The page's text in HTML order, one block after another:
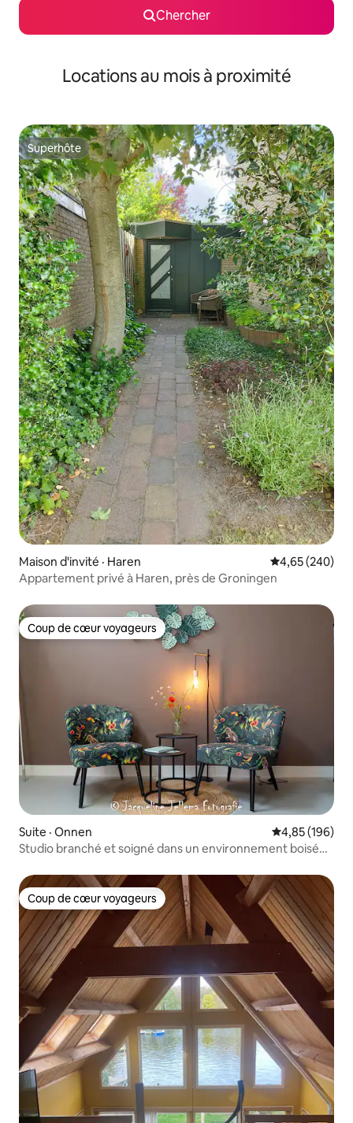
Chercher
Locations au mois à proximité
Superhôte
Superhôte
Maison d'invité · Haren Note
4,65 (240)
Appartement privé à Haren, près de Groningen
Coup de cœur voyageurs
Coup de cœur voyageurs
Suite · Onnen Note
4,85 (196)
Studio branché et soigné dans un environnement boisé
Coup de cœur voyageurs
Coup de cœur voyageurs